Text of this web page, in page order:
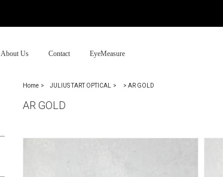
About Us Contact EyeMeasure
Home JULIUS TART OPTICAL > AR GOLD
AR GOLD